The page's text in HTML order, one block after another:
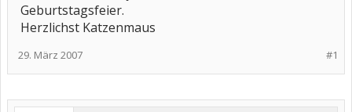
Geburtstagsfeier.
Herzlichst Katzenmaus
#1
29. März 2007